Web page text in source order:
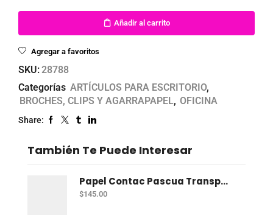
Añadir al carrito
Agregar a favoritos
SKU:28788
Categorías ARTÍCULOS PARA ESCRITORIO,
BROCHES, CLIPS Y AGARRAPAPEL, OFICINA
Share:
También Te Puede Interesar
Papel Contac Pascua Transparente 45 Cm X 20 Mt
$145.00